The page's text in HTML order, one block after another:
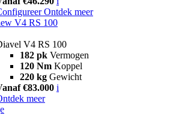
Ontdek meer
V4 RS 100
V4 RS 100
182 pk Vermogen
120 Nm Koppel
220 kg Gewicht
€83.000 i
meer